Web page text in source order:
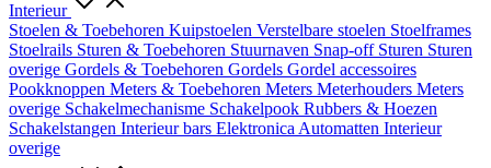
Interieur
Stoelen & Toebehoren Kuipstoelen Verstelbare stoelen Stoelframes
Stoelrails Sturen & Toebehoren Stuurnaven Snap-off Sturen Sturen
overige Gordels & Toebehoren Gordels Gordel accessoires
Pookknoppen Meters & Toebehoren Meters Meterhouders Meters
overige Schakelmechanisme Schakelpook Rubbers & Hoezen
Schakelstangen Interieur bars Elektronica Automatten Interieur
overige